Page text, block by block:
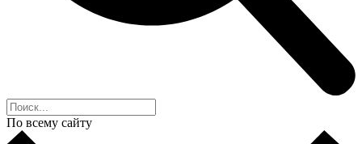
По всему сайту